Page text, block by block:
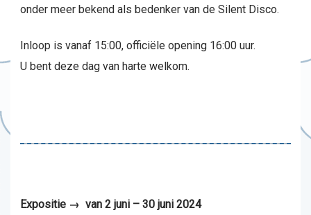
onder meer bekend als bedenker van de Silent Disco.
Inloop is vanaf 15:00, officiële opening 16:00 uur.
U bent deze dag van harte welkom.
Expositie → van 2 juni – 30 juni 2024